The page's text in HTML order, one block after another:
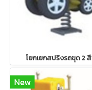
โยกเยกสปริงรถขุด 2 สี
New